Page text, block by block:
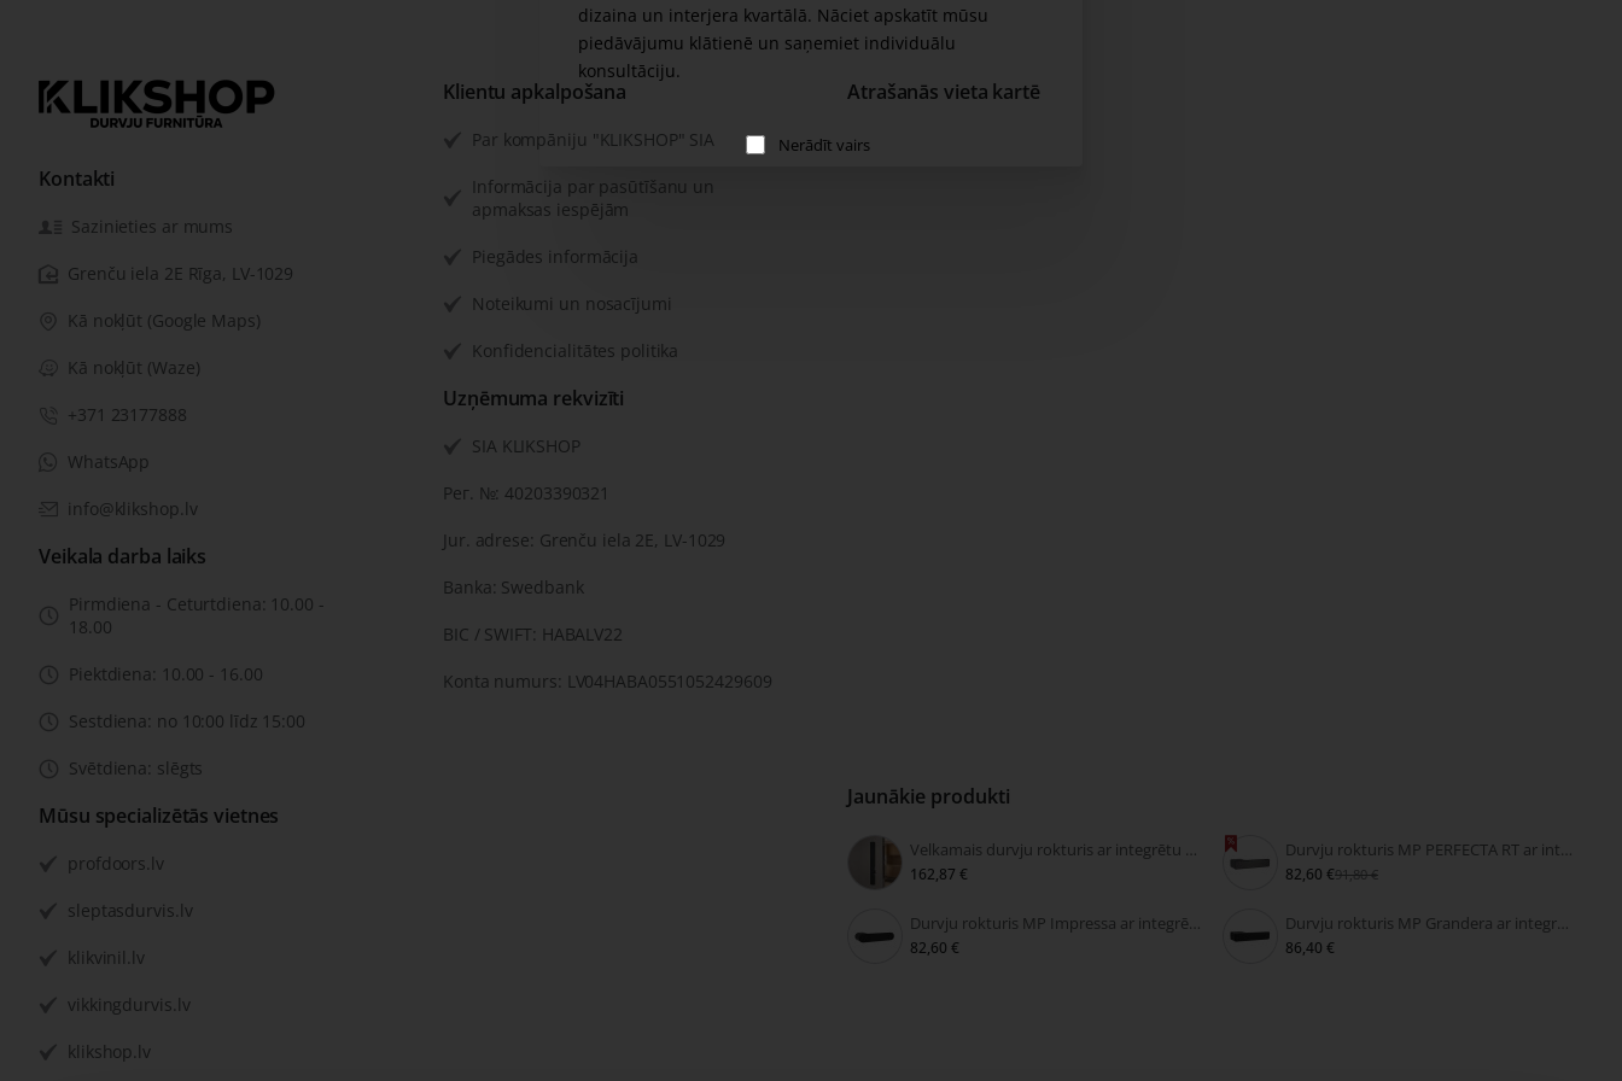
dizaina un interjera kvartālā. Nāciet apskatīt mūsu
piedāvājumu klātienē un saņemiet individuālu
konsultāciju.
Nerādīt vairs
Kontakti
Sazinieties ar mums
Grenču iela 2E Rīga, LV-1029
Kā nokļūt (Google Maps)
Kā nokļūt (Waze)
+371 23177888
WhatsApp
info@klikshop.lv
Veikala darba laiks
Pirmdiena - Ceturtdiena: 10.00 -
18.00
Piektdiena: 10.00 - 16.00
Sestdiena: no 10:00 līdz 15:00
Svētdiena: slēgts
Mūsu specializētās vietnes
profdoors.lv
sleptasdurvis.lv
klikvinil.lv
vikkingdurvis.lv
klikshop.lv
Klientu apkalpošana
Par kompāniju "KLIKSHOP" SIA
Informācija par pasūtīšanu un
apmaksas iespējām
Piegādes informācija
Noteikumi un nosacījumi
Konfidencialitātes politika
Uzņēmuma rekvizīti
SIA KLIKSHOP
Рег. №: 40203390321
Jur. adrese: Grenču iela 2E, LV-1029
Banka: Swedbank
BIC / SWIFT: HABALV22
Konta numurs: LV04HABA0551052429609
Atrašanās vieta kartē
Jaunākie produkti
Velkamais durvju rokturis ar integrētu slēdzeni FIMET SECRET
162,87 €
Durvju rokturis MP PERFECTA RT ar integrētu slēdzeni
82,60 €91,80 €
Durvju rokturis MP Impressa ar integrētu slēdzeni
82,60 €
Durvju rokturis MP Grandera ar integrētu slēdzeni
86,40 €